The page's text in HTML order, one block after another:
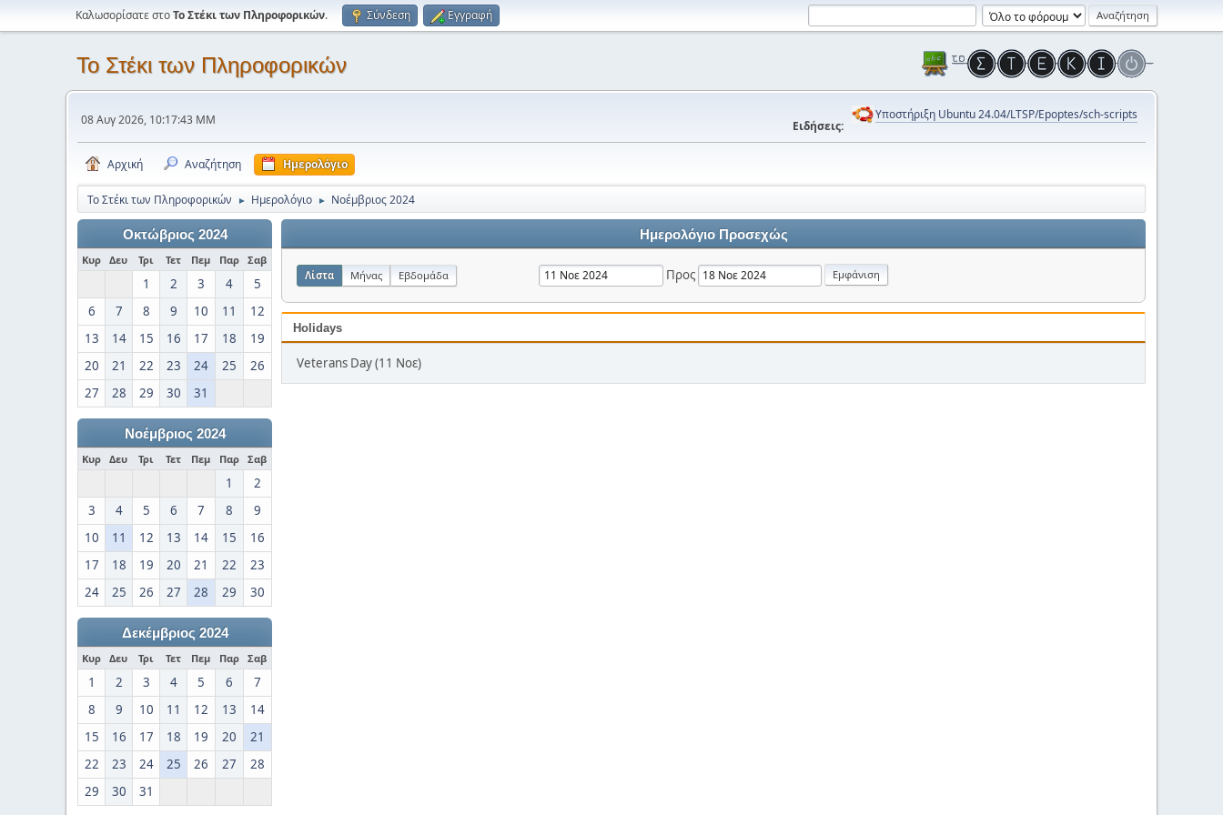
Καλωσορίσατε στοΤο Στέκι των Πληροφορικών. Σύνδεση Εγγραφή
Το Στέκι των Πληροφορικών
08 Αυγ 2026, 10:17:43 ΜΜ Ειδήσεις:
Υποστήριξη Ubuntu 24.04/LTSP/Epoptes/sch-scripts
Αρχική Αναζήτηση Ημερολόγιο
Το Στέκι των Πληροφορικών ► Ημερολόγιο ► Νοέμβριος 2024
Οκτώβριος 2024
Κυρ Δευ Τρι Τετ Πεμ Παρ Σαβ
1 2 3 4
5
6
7 8 9 10 11
12
13
14 15 16 17 18
19
20
21 22 23 24 25
26
27
28 29 30 31
Νοέμβριος 2024
Κυρ Δευ Τρι Τετ Πεμ Παρ Σαβ
1
2
3
4 5 6 7 8
9
10
11 12 13 14 15
16
17
18 19 20 21 22
23
24
25 26 27 28 29 30
Δεκέμβριος 2024
Κυρ Δευ Τρι Τετ Πεμ Παρ Σαβ
1 2 3 4 5 6
7
8
9 10 11 12 13
14
15
16 17 18 19 20
21
22
23 24 25 26 27
28
29
30 31
Ημερολόγιο Προσεχώς
Λίστα Μήνας Εβδομάδα Προς
Holidays
Veterans Day (11 Νοε)